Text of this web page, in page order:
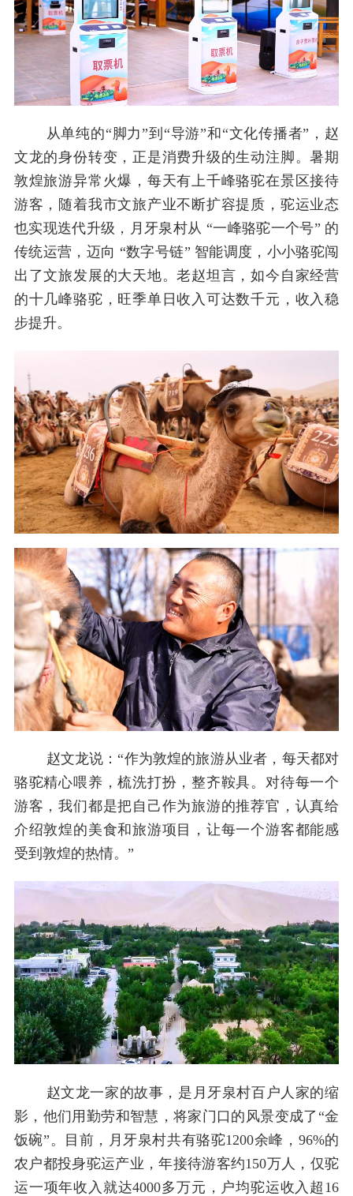
从单纯的“脚力”到“导游”和“文化传播者”，赵
文龙的身份转变，正是消费升级的生动注脚。暑期
敦煌旅游异常火爆，每天有上千峰骆驼在景区接待
游客，随着我市文旅产业不断扩容提质，驼运业态
也实现迭代升级，月牙泉村从 “一峰骆驼一个号” 的
传统运营，迈向 “数字号链” 智能调度，小小骆驼闯
出了文旅发展的大天地。老赵坦言，如今自家经营
的十几峰骆驼，旺季单日收入可达数千元，收入稳
步提升。
赵文龙说：“作为敦煌的旅游从业者，每天都对
骆驼精心喂养，梳洗打扮，整齐鞍具。对待每一个
游客，我们都是把自己作为旅游的推荐官，认真给
介绍敦煌的美食和旅游项目，让每一个游客都能感
受到敦煌的热情。”
赵文龙一家的故事，是月牙泉村百户人家的缩
影，他们用勤劳和智慧，将家门口的风景变成了“金
饭碗”。目前，月牙泉村共有骆驼1200余峰，96%的
农户都投身驼运产业，年接待游客约150万人，仅驼
运一项年收入就达4000多万元，户均驼运收入超16